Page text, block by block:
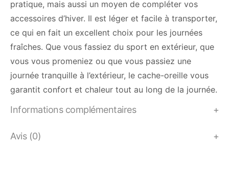
pratique, mais aussi un moyen de compléter vos
accessoires d’hiver. Il est léger et facile à transporter,
ce qui en fait un excellent choix pour les journées
fraîches. Que vous fassiez du sport en extérieur, que
vous vous promeniez ou que vous passiez une
journée tranquille à l’extérieur, le cache-oreille vous
garantit confort et chaleur tout au long de la journée.
Informations complémentaires
Avis (0)